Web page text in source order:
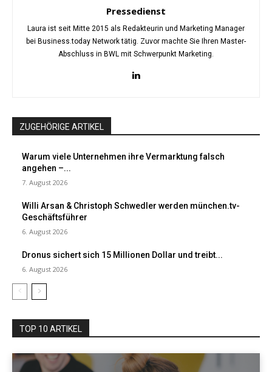
Pressedienst
Laura ist seit Mitte 2015 als Redakteurin und Marketing Manager
bei Business.today Network tätig. Zuvor machte Sie Ihren Master-
Abschluss in BWL mit Schwerpunkt Marketing.
ZUGEHÖRIGE ARTIKEL
Warum viele Unternehmen ihre Vermarktung falsch
angehen –...
7. August 2026
Willi Arsan & Christoph Schwedler werden münchen.tv-
Geschäftsführer
6. August 2026
Dronus sichert sich 15 Millionen Dollar und treibt...
6. August 2026
TOP 10 ARTIKEL